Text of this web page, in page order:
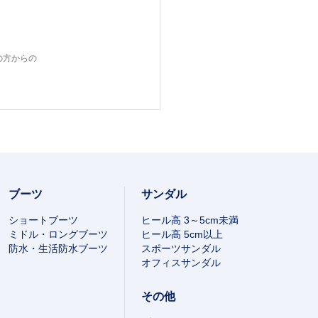
方からの
ブーツ
ショートブーツ
ミドル・ロングブーツ
防水・生活防水ブーツ
サンダル
ヒール高 3～5cm未満
ヒール高 5cm以上
スポーツサンダル
オフィスサンダル
その他